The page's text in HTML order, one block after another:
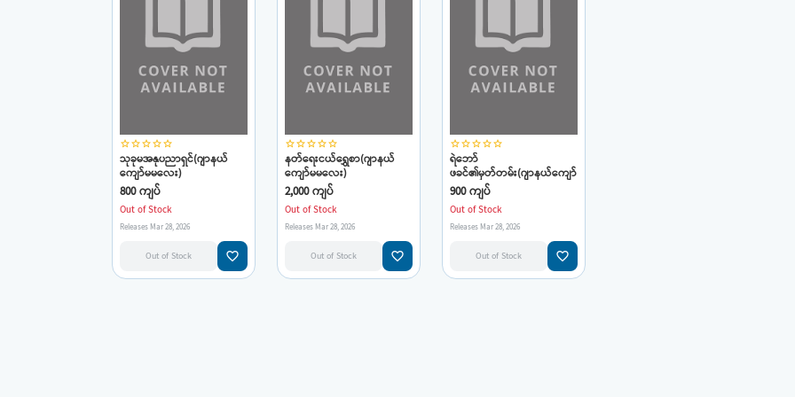
star_borderstar_borderstar_borderstar_borderstar_border
သုခုမအနုပညာရှင်(ဂျာနယ်
ကျော်မမလေး)
800 ကျပ်
Out of Stock
Releases Mar 28, 2026
Out of Stock favorite_border
star_borderstar_borderstar_borderstar_borderstar_border
နတ်ရေးငယ်ရွှေစာ(ဂျာနယ်
ကျော်မမလေး)
2,000 ကျပ်
Out of Stock
Releases Mar 28, 2026
Out of Stock favorite_border
star_borderstar_borderstar_borderstar_borderstar_border
ရဲဘော်
ဖခင်၏မှတ်တမ်း(ဂျာနယ်ကျော်
မမလေး)
900 ကျပ်
Out of Stock
Releases Mar 28, 2026
Out of Stock favorite_border